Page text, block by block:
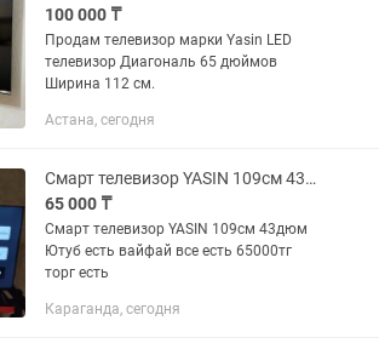
100 000 ₸
Продам телевизор марки Yasin LED
телевизор Диагональ 65 дюймов
Ширина 112 см.
Астана, сегодня
Смарт телевизор YASIN 109см 43дюм
65 000 ₸
Смарт телевизор YASIN 109см 43дюм
Ютуб есть вайфай все есть 65000тг
торг есть
Караганда, сегодня